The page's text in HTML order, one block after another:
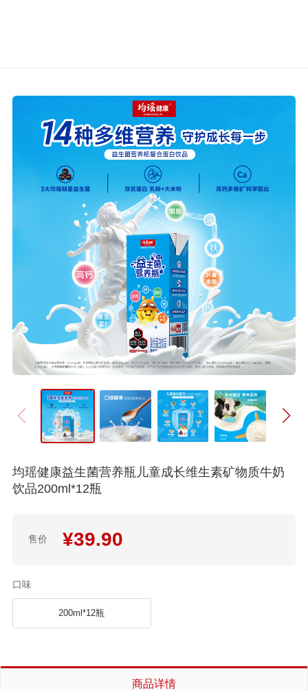
均瑶健康益生菌营养瓶儿童成长维生素矿物质牛奶
饮品200ml*12瓶
售价 ¥39.90
口味
200ml*12瓶
商品详情